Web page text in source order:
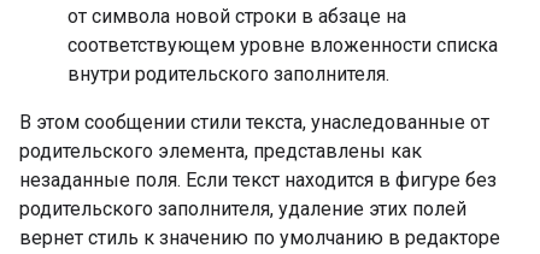
от символа новой строки в абзаце на
соответствующем уровне вложенности списка
внутри родительского заполнителя.
В этом сообщении стили текста, унаследованные от
родительского элемента, представлены как
незаданные поля. Если текст находится в фигуре без
родительского заполнителя, удаление этих полей
вернет стиль к значению по умолчанию в редакторе